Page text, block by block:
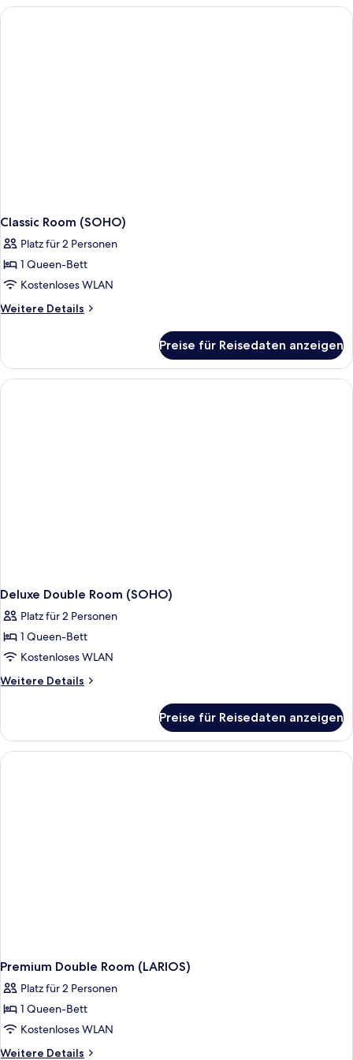
Classic Room (SOHO)
Platz für 2 Personen
1 Queen-Bett
Kostenloses WLAN
Weitere Details
Weitere
Room
(SOHO)
Preise für Reisedaten anzeigen
Deluxe Double Room (SOHO)
Platz für 2 Personen
1 Queen-Bett
Kostenloses WLAN
Weitere Details
Weitere
Double
Room
(SOHO)
Preise für Reisedaten anzeigen
Premium Double Room (LARIOS)
Platz für 2 Personen
1 Queen-Bett
Kostenloses WLAN
Weitere Details
Weitere